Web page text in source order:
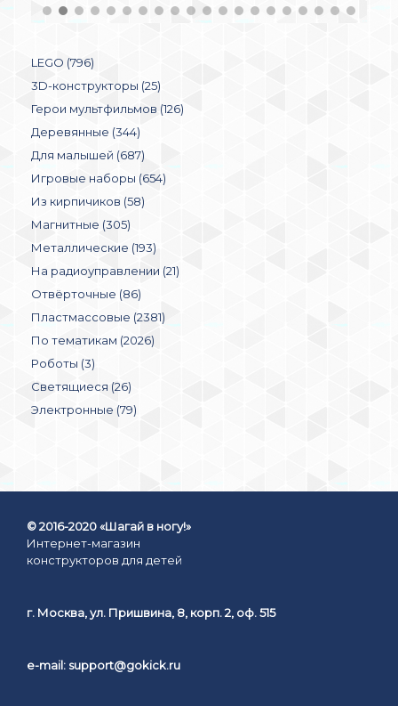
LEGO (796)
3D-конструкторы (25)
Герои мультфильмов (126)
Деревянные (344)
Для малышей (687)
Игровые наборы (654)
Из кирпичиков (58)
Магнитные (305)
Металлические (193)
На радиоуправлении (21)
Отвёрточные (86)
Пластмассовые (2381)
По тематикам (2026)
Роботы (3)
Светящиеся (26)
Электронные (79)
© 2016-2020 «Шагай в ногу!»
Интернет-магазин
конструкторов для детей
г. Москва, ул. Пришвина, 8, корп. 2, оф. 515
e-mail: support@gokick.ru